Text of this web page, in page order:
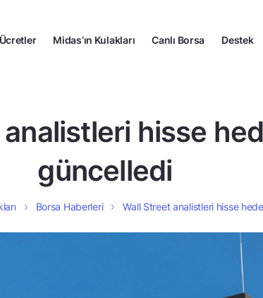
Ücretler Midas’ın Kulakları Canlı Borsa Destek
hisse
güncelledi
Borsa Haberleri Wall Street analistleri hisse